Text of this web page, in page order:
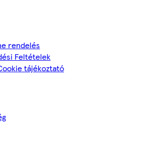
rendelés
Feltételek
tájékoztató